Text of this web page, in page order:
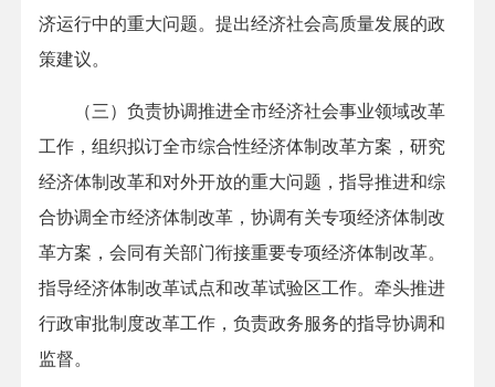
济运行中的重大问题。提出经济社会高质量发展的政
策建议。
（三）负责协调推进全市经济社会事业领域改革
工作，组织拟订全市综合性经济体制改革方案，研究
经济体制改革和对外开放的重大问题，指导推进和综
合协调全市经济体制改革，协调有关专项经济体制改
革方案，会同有关部门衔接重要专项经济体制改革。
指导经济体制改革试点和改革试验区工作。牵头推进
行政审批制度改革工作，负责政务服务的指导协调和
监督。